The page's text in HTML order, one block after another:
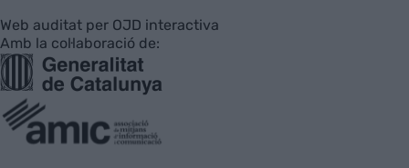
Web auditat per OJD interactiva
Amb la col·laboració de: